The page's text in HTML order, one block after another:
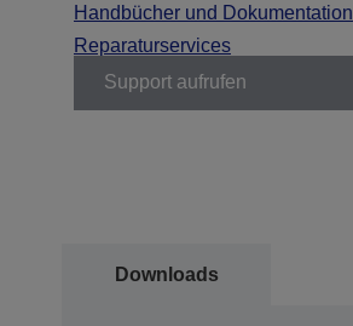
Handbücher und Dokumentation
Reparaturservices
Support aufrufen
Downloads